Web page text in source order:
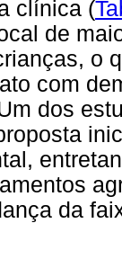
clínica (
de
o
com
dos
da